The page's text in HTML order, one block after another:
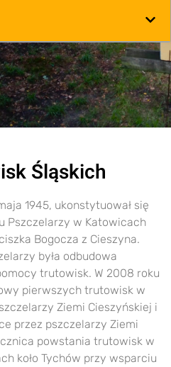
Śląskich
1945, ukonstytuował się
Pszczelarzy w Katowicach
Bogocza z Cieszyna.
była odbudowa
trutowisk. W 2008 roku
pierwszych trutowisk w
Ziemi Cieszyńskiej i
przez pszczelarzy Ziemi
powstania trutowisk w
koło Tychów przy wsparciu